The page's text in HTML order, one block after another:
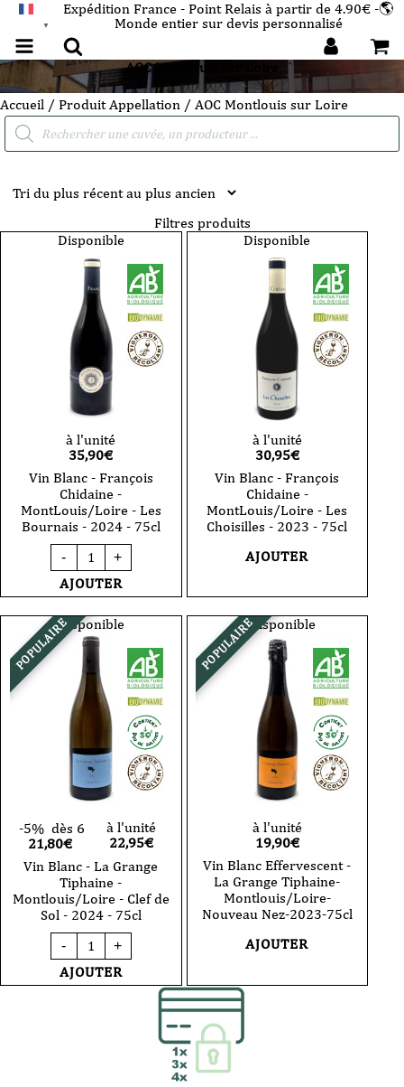
▼
Expédition France - Point Relais à partir de 4.90€ -🌎
Monde entier sur devis personnalisé
AOC Montlouis sur Loire
Accueil / Produit Appellation / AOC Montlouis sur Loire
Recherche
Filtres produits
Disponible
à l'unité
35,90€
Vin Blanc - François
Chidaine -
MontLouis/Loire - Les
Bournais - 2024 - 75cl
-
quantité
de
Vin
Blanc
François
Chidaine
MontLouis/Loire
-
Les
Bournais
-
-
75cl
+
AJOUTER
Disponible
à l'unité
30,95€
Vin Blanc - François
Chidaine -
MontLouis/Loire - Les
Choisilles - 2023 - 75cl
AJOUTER
POPULAIREDisponible
-5% dès 6
21,80€
à l'unité
22,95€
Vin Blanc - La Grange
Tiphaine -
Montlouis/Loire - Clef de
Sol - 2024 - 75cl
-
quantité
de
Vin
Blanc
Montlouis/Loire
+
AJOUTER
POPULAIREIndisponible
à l'unité
19,90€
Vin Blanc Effervescent -
La Grange Tiphaine-
Montlouis/Loire-
Nouveau Nez-2023-75cl
AJOUTER